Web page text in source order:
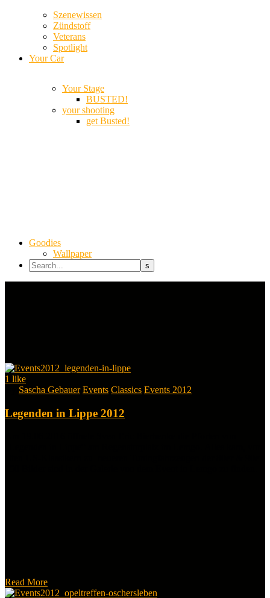
Szenewissen
Zündstoff
Veterans
Spotlight
Your Car
Your Stage
BUSTED!
your shooting
get Busted!
Goodies
Wallpaper
1 like
Sascha Gebauer Events Classics Events 2012
Legenden in Lippe 2012
Read More